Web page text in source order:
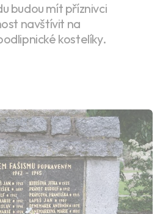
budou mít příznivci
navštívit na
kostelíky.